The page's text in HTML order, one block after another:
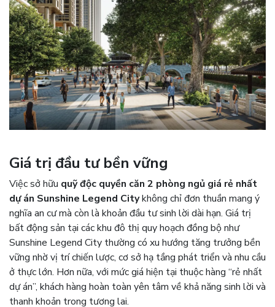
Giá trị đầu tư bền vững
Việc sở hữu quỹ độc quyền căn 2 phòng ngủ giá rẻ nhất
dự án Sunshine Legend Citykhông chỉ đơn thuần mang ý
nghĩa an cư mà còn là khoản đầu tư sinh lời dài hạn. Giá trị
bất động sản tại các khu đô thị quy hoạch đồng bộ như
Sunshine Legend City thường có xu hướng tăng trưởng bền
vững nhờ vị trí chiến lược, cơ sở hạ tầng phát triển và nhu cầu
ở thực lớn. Hơn nữa, với mức giá hiện tại thuộc hàng “rẻ nhất
dự án”, khách hàng hoàn toàn yên tâm về khả năng sinh lời và
thanh khoản trong tương lai.